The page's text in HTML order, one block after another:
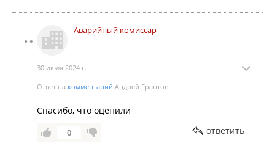
Аварийный комиссар
30 июля 2024 г.
Ответ на комментарий Андрей Грантов
Спасибо, что оценили
0 ответить